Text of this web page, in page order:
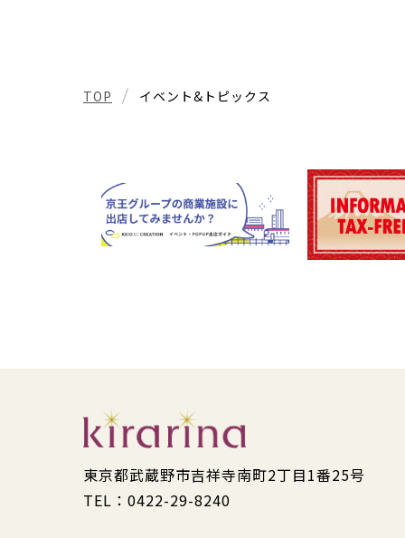
TOP イベント&トピックス
東京都武蔵野市吉祥寺南町2丁目1番25号
TEL：0422-29-8240